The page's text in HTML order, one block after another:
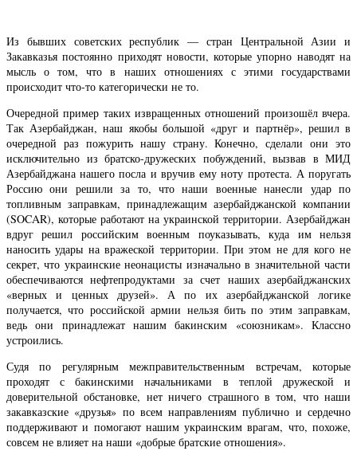
Из бывших советских республик — стран Центральной Азии и
Закавказья постоянно приходят новости, которые упорно наводят на
мысль о том, что в наших отношениях с этими государствами
происходит что-то категорически не то.
Очередной пример таких извращенных отношений произошёл вчера.
Так Азербайджан, наш якобы большой «друг и партнёр», решил в
очередной раз пожурить нашу страну. Конечно, сделали они это
исключительно из братско-дружеских побуждений, вызвав в МИД
Азербайджана нашего посла и вручив ему ноту протеста. А поругать
Россию они решили за то, что наши военные нанесли удар по
топливным заправкам, принадлежащим азербайджанской компании
(SOCAR), которые работают на украинской территории. Азербайджан
вдруг решил российским военным поуказывать, куда им нельзя
наносить удары на вражеской территории. При этом не для кого не
секрет, что украинские неонацисты изначально в значительной части
обеспечиваются нефтепродуктами за счет наших азербайджанских
«верных и ценных друзей». А по их азербайджанской логике
получается, что российской армии нельзя бить по этим заправкам,
ведь они принадлежат нашим бакинским «союзникам». Классно
устроились.
Судя по регулярным межправительственным встречам, которые
проходят с бакинскими начальниками в теплой дружеской и
доверительной обстановке, нет ничего страшного в том, что наши
закавказские «друзья» по всем направлениям публично и сердечно
поддерживают и помогают нашим украинским врагам, что, похоже,
совсем не влияет на наши «добрые братские отношения».